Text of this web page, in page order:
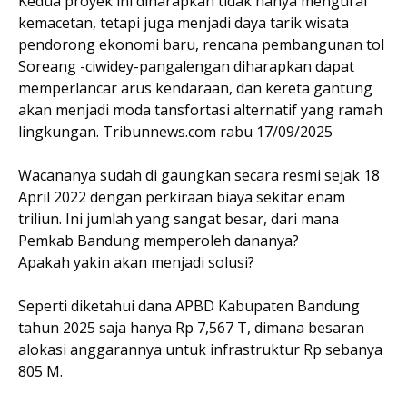
kemacetan, tetapi juga menjadi daya tarik wisata
pendorong ekonomi baru, rencana pembangunan tol
Soreang -ciwidey-pangalengan diharapkan dapat
memperlancar arus kendaraan, dan kereta gantung
akan menjadi moda tansfortasi alternatif yang ramah
lingkungan. Tribunnews.com rabu 17/09/2025
Wacananya sudah di gaungkan secara resmi sejak 18
April 2022 dengan perkiraan biaya sekitar enam
triliun. Ini jumlah yang sangat besar, dari mana
Pemkab Bandung memperoleh dananya?
Apakah yakin akan menjadi solusi?
Seperti diketahui dana APBD Kabupaten Bandung
tahun 2025 saja hanya Rp 7,567 T, dimana besaran
alokasi anggarannya untuk infrastruktur Rp sebanya
805 M.